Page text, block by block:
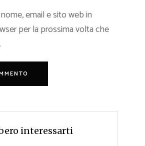
email e sito web in
per la prossima volta che
interessarti